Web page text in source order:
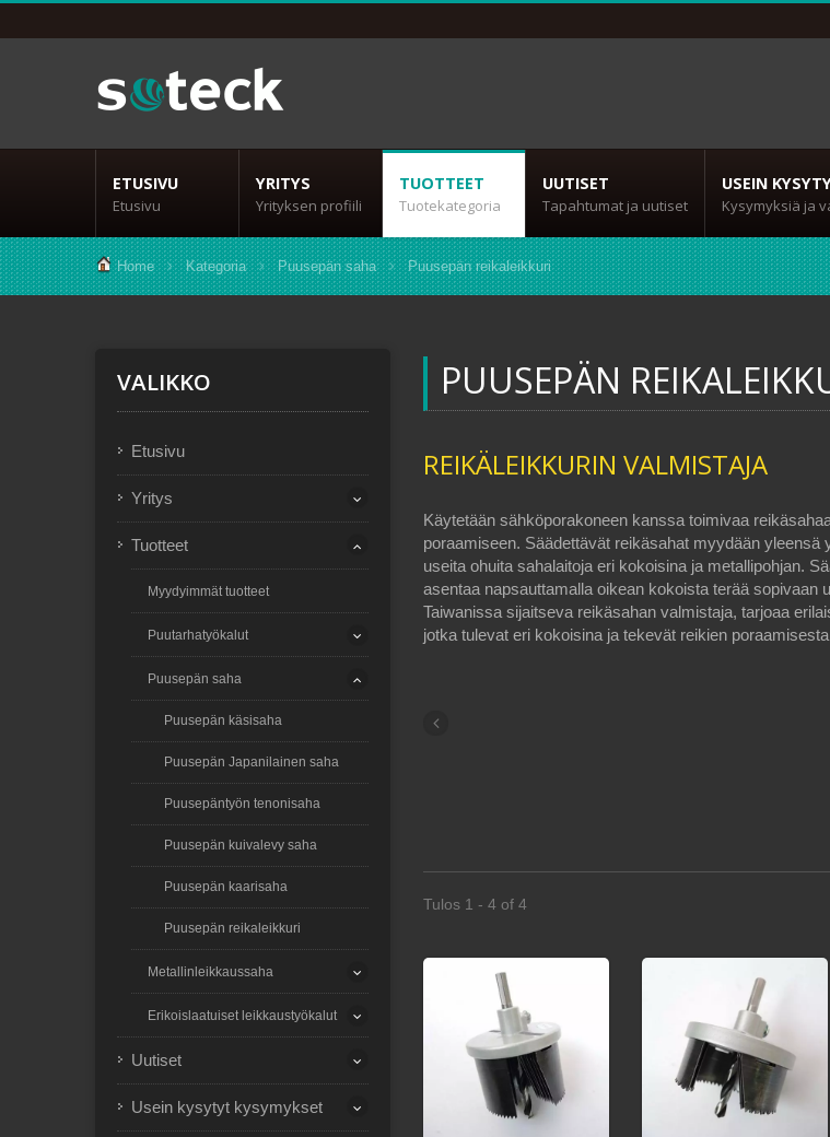
ETUSIVU
Etusivu
YRITYS
Yrityksen profiili
TUOTTEET
Tuotekategoria
UUTISET
Tapahtumat ja uutiset
USEIN
Kysymyksiä ja
Home Kategoria Puusepän saha Puusepän reikaleikkuri
VALIKKO
Etusivu
Yritys
Tuotteet
Myydyimmät tuotteet
Puutarhatyökalut
Puusepän saha
Puusepän käsisaha
Puusepän Japanilainen saha
Puusepäntyön tenonisaha
Puusepän kuivalevy saha
Puusepän kaarisaha
Puusepän reikaleikkuri
Metallinleikkaussaha
Erikoislaatuiset leikkaustyökalut
Uutiset
Usein kysytyt kysymykset
PUUSEPÄN
REIKÄLEIKKURIN VALMISTAJA
Käytetään sähköporakoneen kanssa toimivaa
poraamiseen. Säädettävät reikäsahat myydään yleensä
useita ohuita sahalaitoja eri kokoisina ja metallipohjan.
asentaa napsauttamalla oikean kokoista terää sopivaan
Taiwanissa sijaitseva reikäsahan valmistaja, tarjoaa
jotka tulevat eri kokoisina ja tekevät reikien
Tulos 1 - 4 of 4